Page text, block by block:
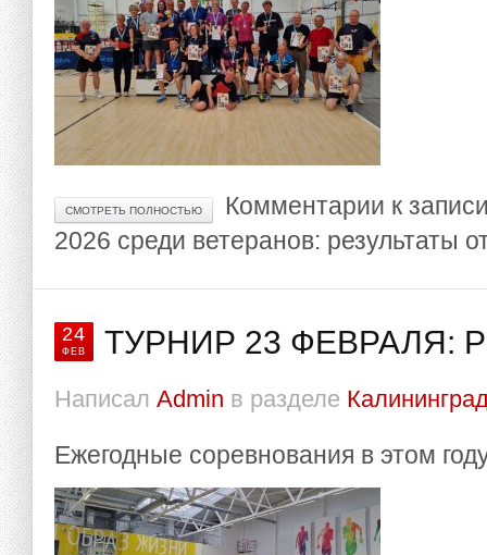
СМОТРЕТЬ ПОЛНОСТЬЮ Комментарии к
2026 среди ветеранов: результаты
24
ФЕВ ТУРНИР 23 ФЕВРАЛЯ:
Написал Admin в разделе
Ежегодные соревнования в этом